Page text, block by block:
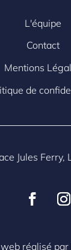
L'équipe
Contact
Mentions
de
Jules
réalisé